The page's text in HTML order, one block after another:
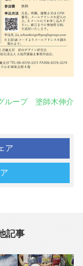
ループ 塗師木伸介
ア
記事